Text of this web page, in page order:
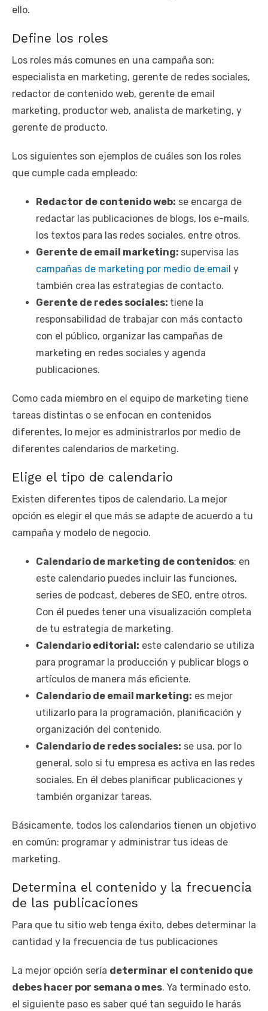
ello.
Define los roles
Los roles más comunes en una campaña son:
especialista en marketing, gerente de redes sociales,
redactor de contenido web, gerente de email
marketing, productor web, analista de marketing, y
gerente de producto.
Los siguientes son ejemplos de cuáles son los roles
que cumple cada empleado:
Redactor de contenido web: se encarga de
redactar las publicaciones de blogs, los e-mails,
los textos para las redes sociales, entre otros.
Gerente de email marketing: supervisa las
campañas de marketing por medio de emai l y
también crea las estrategias de contacto.
Gerente de redes sociales: tiene la
responsabilidad de trabajar con más contacto
con el público, organizar las campañas de
marketing en redes sociales y agenda
publicaciones.
Como cada miembro en el equipo de marketing tiene
tareas distintas o se enfocan en contenidos
diferentes, lo mejor es administrarlos por medio de
diferentes calendarios de marketing.
Elige el tipo de calendario
Existen diferentes tipos de calendario. La mejor
opción es elegir el que más se adapte de acuerdo a tu
campaña y modelo de negocio.
Calendario de marketing de contenidos: en
este calendario puedes incluir las funciones,
series de podcast, deberes de SEO, entre otros.
Con él puedes tener una visualización completa
de tu estrategia de marketing.
Calendario editorial: este calendario se utiliza
para programar la producción y publicar blogs o
artículos de manera más eficiente.
Calendario de email marketing: es mejor
utilizarlo para la programación, planificación y
organización del contenido.
Calendario de redes sociales: se usa, por lo
general, solo si tu empresa es activa en las redes
sociales. En él debes planificar publicaciones y
también organizar tareas.
Básicamente, todos los calendarios tienen un objetivo
en común: programar y administrar tus ideas de
marketing.
Determina el contenido y la frecuencia
de las publicaciones
Para que tu sitio web tenga éxito, debes determinar la
cantidad y la frecuencia de tus publicaciones
La mejor opción sería determinar el contenido que
debes hacer por semana o mes. Ya terminado esto,
el siguiente paso es saber qué tan seguido le harás